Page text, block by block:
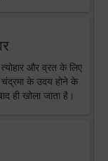
और व्रत के लिए
चंद्रमा के उदय होने के
ही खोला जाता है।